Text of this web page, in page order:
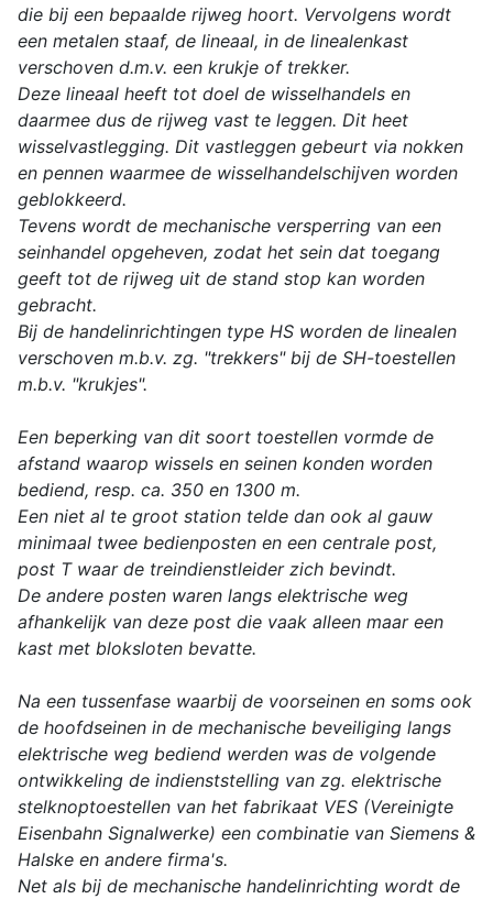
die bij een bepaalde rijweg hoort. Vervolgens wordt
een metalen staaf, de lineaal, in de linealenkast
verschoven d.m.v. een krukje of trekker.
Deze lineaal heeft tot doel de wisselhandels en
daarmee dus de rijweg vast te leggen. Dit heet
wisselvastlegging. Dit vastleggen gebeurt via nokken
en pennen waarmee de wisselhandelschijven worden
geblokkeerd.
Tevens wordt de mechanische versperring van een
seinhandel opgeheven, zodat het sein dat toegang
geeft tot de rijweg uit de stand stop kan worden
gebracht.
Bij de handelinrichtingen type HS worden de linealen
verschoven m.b.v. zg. "trekkers" bij de SH-toestellen
m.b.v. "krukjes".
Een beperking van dit soort toestellen vormde de
afstand waarop wissels en seinen konden worden
bediend, resp. ca. 350 en 1300 m.
Een niet al te groot station telde dan ook al gauw
minimaal twee bedienposten en een centrale post,
post T waar de treindienstleider zich bevindt.
De andere posten waren langs elektrische weg
afhankelijk van deze post die vaak alleen maar een
kast met bloksloten bevatte.
Na een tussenfase waarbij de voorseinen en soms ook
de hoofdseinen in de mechanische beveiliging langs
elektrische weg bediend werden was de volgende
ontwikkeling de indienststelling van zg. elektrische
stelknoptoestellen van het fabrikaat VES (Vereinigte
Eisenbahn Signalwerke) een combinatie van Siemens &
Halske en andere firma's.
Net als bij de mechanische handelinrichting wordt de